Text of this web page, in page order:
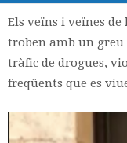
Els veïns i veïnes
troben amb un greu
tràfic de drogues,
freqüents que es